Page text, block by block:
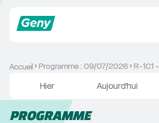
Accueil Programme : 09/07/2026 R-1C1
Hier Aujourd'hui
PROGRAMME